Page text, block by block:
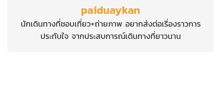
paiduaykan
นักเดินทางที่ชอบเที่ยว+ถ่ายภาพ อยากส่งต่อเรื่องราวการ
ประทับใจ จากประสบการณ์เดินทางที่ยาวนาน